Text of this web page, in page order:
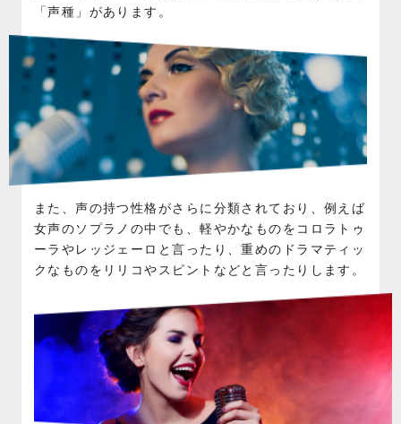
「声種」があります。
また、声の持つ性格がさらに分類されており、例えば
女声のソプラノの中でも、軽やかなものをコロラトゥ
ーラやレッジェーロと言ったり、重めのドラマティッ
クなものをリリコやスピントなどと言ったりします。